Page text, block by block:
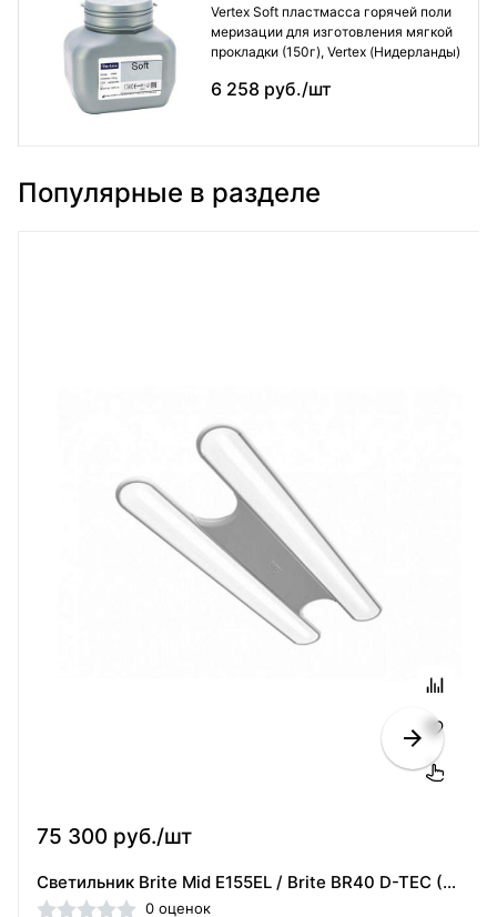
Vertex Soft пластмасса горячей поли
меризации для изготовления мягкой
прокладки (150г), Vertex (Нидерланды)
6 258 руб./шт
Популярные в разделе
75 300 руб./шт
Светильник Brite Mid E155EL / Brite BR40 D-TEC (Швеция)
0 оценок